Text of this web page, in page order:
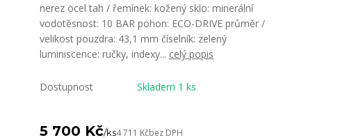
nerez ocel tah / řemínek: kožený sklo: minerální
vodotěsnost: 10 BAR pohon: ECO-DRIVE průměr /
velikost pouzdra: 43,1 mm číselník: zelený
luminiscence: ručky, indexy... celý popis
Dostupnost Skladem 1 ks
5 700 Kč/ks4 711 Kčbez DPH